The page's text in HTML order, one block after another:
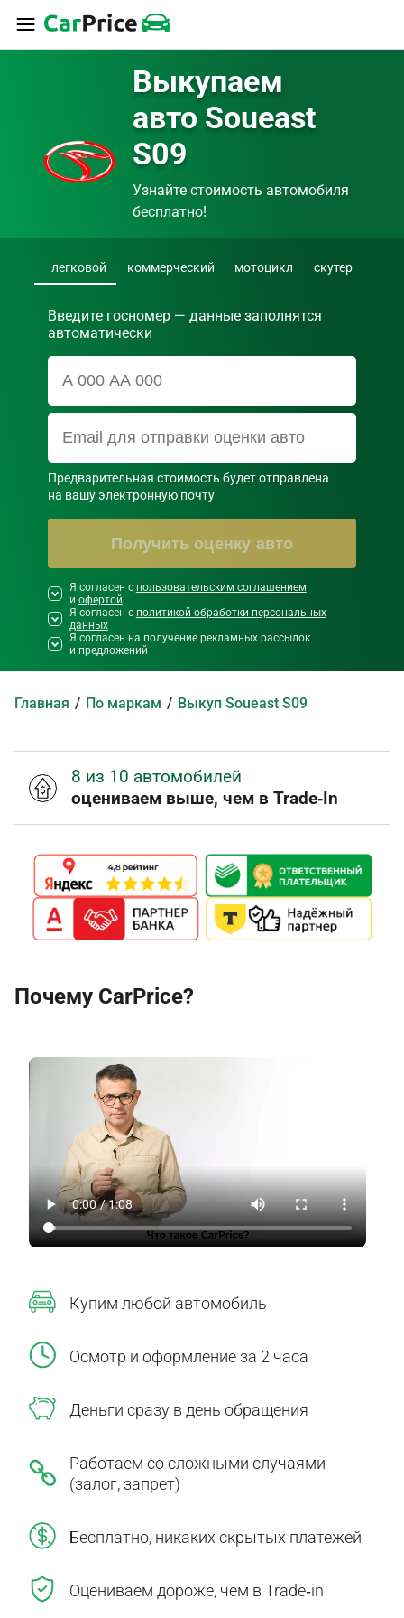
Выкупаем
авто Soueast
S09
Узнайте стоимость автомобиля
бесплатно!
легковой коммерческий мотоцикл скутер
Введите госномер — данные заполнятся
автоматически
Предварительная стоимость будет отправлена
на вашу электронную почту
Получить оценку авто
Необходимо согласиться со всеми
правилами и условиями ниже
Я согласен с пользовательским соглашением
и офертой
Я согласен с политикой обработки персональных
данных
Я согласен на получение рекламных рассылок
и предложений
Главная По маркам Выкуп Soueast S09
8 из 10 автомобилей
оцениваем выше, чем в Trade‑In
Почему CarPrice?
Купим любой автомобиль
Осмотр и оформление за 2 часа
Деньги сразу в день обращения
Работаем со сложными случаями
(залог, запрет)
Бесплатно, никаких скрытых платежей
Оцениваем дороже, чем в Trade‑in